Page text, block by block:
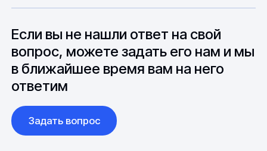
до 6 месяцев производства.
вопросы связанные с документацией и
международной логистикой.
Если вы не нашли ответ на свой
вопрос, можете задать его нам и мы
в ближайшее время вам на него
ответим
Задать вопрос